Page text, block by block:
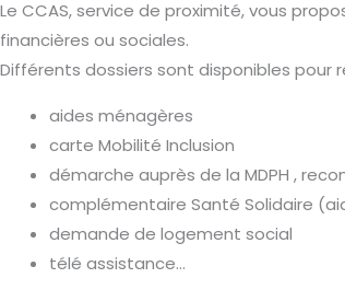
Le CCAS, service de proximité, vous
financières ou sociales.
Différents dossiers sont disponibles pour
aides ménagères
carte Mobilité Inclusion
démarche auprès de la MDPH ,
complémentaire Santé Solidaire
demande de logement social
télé assistance…